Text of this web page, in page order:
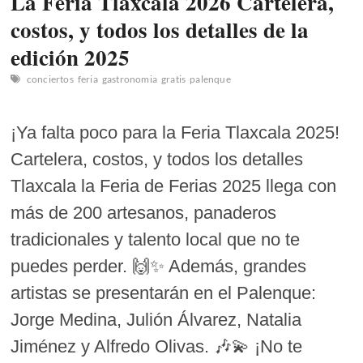
costos, y todos los detalles de la
edición 2025
conciertos feria gastronomia gratis palenque
¡Ya falta poco para la Feria Tlaxcala 2025!
Cartelera, costos, y todos los detalles
Tlaxcala la Feria de Ferias 2025 llega con
más de 200 artesanos, panaderos
tradicionales y talento local que no te
puedes perder. 🙌✨ Además, grandes
artistas se presentarán en el Palenque:
Jorge Medina, Julión Álvarez, Natalia
Jiménez y Alfredo Olivas. 🎶💫 ¡No te